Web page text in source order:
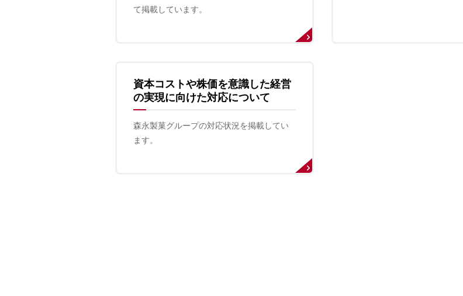
て掲載しています。
資本コストや株価を意識した経営
の実現に向けた対応について
森永製菓グループの対応状況を掲載してい
ます。